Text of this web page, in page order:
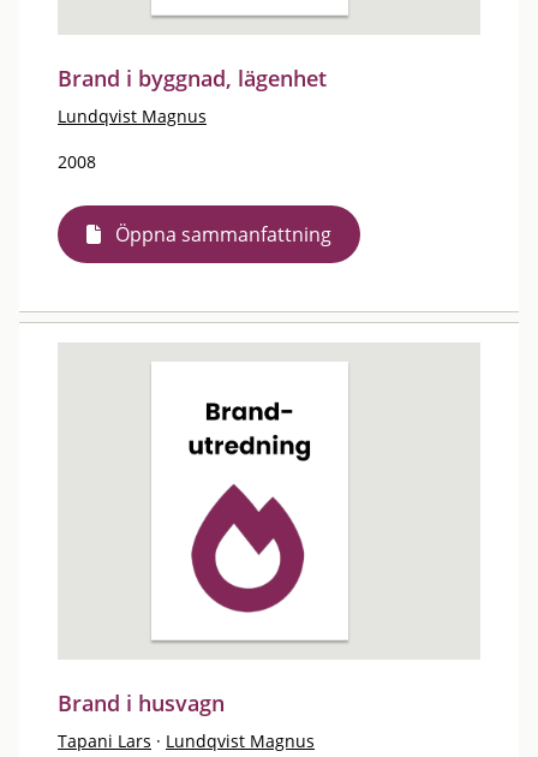
Brand i byggnad, lägenhet
Lundqvist Magnus
2008
Öppna sammanfattning
Brand i husvagn
Tapani Lars · Lundqvist Magnus